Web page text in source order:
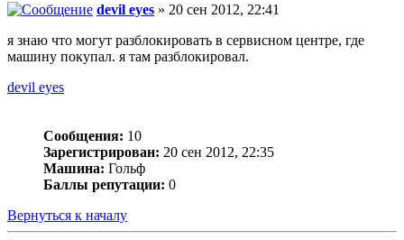
devil eyes » 20 сен 2012, 22:41
я знаю что могут разблокировать в сервисном центре, где
машину покупал. я там разблокировал.
devil eyes
Сообщения: 10
Зарегистрирован: 20 сен 2012, 22:35
Машина: Гольф
Баллы репутации: 0
Вернуться к началу